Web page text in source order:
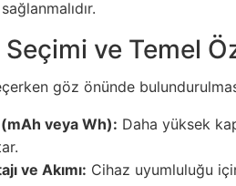
ve Temel
göz önünde
veya Wh): Daha yüksek
ve Akımı: Cihaz uyumluluğu